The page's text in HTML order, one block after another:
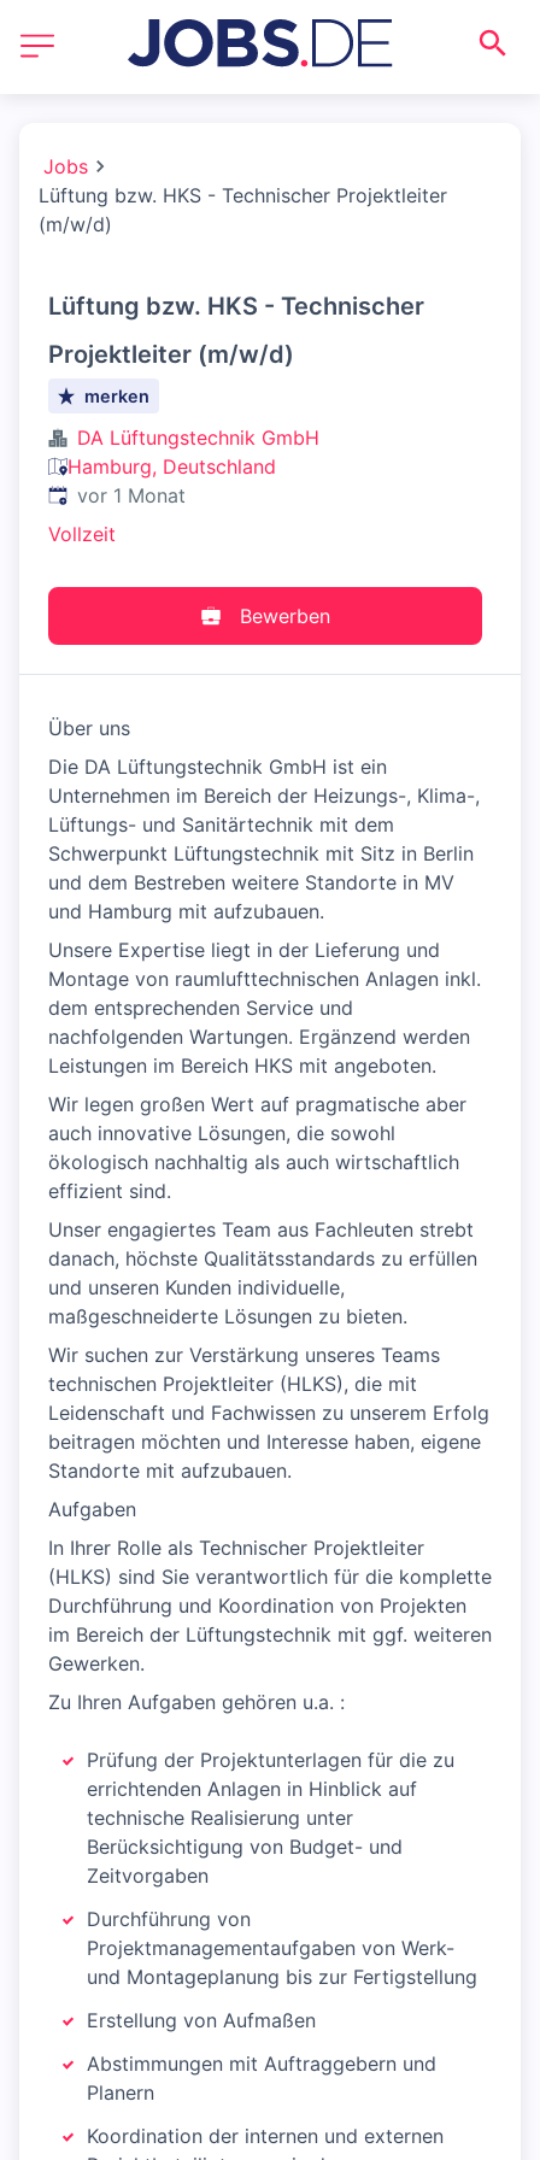
Jobs
Lüftung bzw. HKS - Technischer Projektleiter
(m/w/d)
Lüftung bzw. HKS - Technischer
Projektleiter (m/w/d)
merken
DA Lüftungstechnik GmbH
Hamburg, Deutschland
Veröffentlicht:
vor 1 Monat
Vollzeit
Bewerben
Über uns
Die DA Lüftungstechnik GmbH ist ein
Unternehmen im Bereich der Heizungs-, Klima-,
Lüftungs- und Sanitärtechnik mit dem
Schwerpunkt Lüftungstechnik mit Sitz in Berlin
und dem Bestreben weitere Standorte in MV
und Hamburg mit aufzubauen.
Unsere Expertise liegt in der Lieferung und
Montage von raumlufttechnischen Anlagen inkl.
dem entsprechenden Service und
nachfolgenden Wartungen. Ergänzend werden
Leistungen im Bereich HKS mit angeboten.
Wir legen großen Wert auf pragmatische aber
auch innovative Lösungen, die sowohl
ökologisch nachhaltig als auch wirtschaftlich
effizient sind.
Unser engagiertes Team aus Fachleuten strebt
danach, höchste Qualitätsstandards zu erfüllen
und unseren Kunden individuelle,
maßgeschneiderte Lösungen zu bieten.
Wir suchen zur Verstärkung unseres Teams
technischen Projektleiter (HLKS), die mit
Leidenschaft und Fachwissen zu unserem Erfolg
beitragen möchten und Interesse haben, eigene
Standorte mit aufzubauen.
Aufgaben
In Ihrer Rolle als Technischer Projektleiter
(HLKS) sind Sie verantwortlich für die komplette
Durchführung und Koordination von Projekten
im Bereich der Lüftungstechnik mit ggf. weiteren
Gewerken.
Zu Ihren Aufgaben gehören u.a. :
Prüfung der Projektunterlagen für die zu
errichtenden Anlagen in Hinblick auf
technische Realisierung unter
Berücksichtigung von Budget- und
Zeitvorgaben
Durchführung von
Projektmanagementaufgaben von Werk-
und Montageplanung bis zur Fertigstellung
Erstellung von Aufmaßen
Abstimmungen mit Auftraggebern und
Planern
Koordination der internen und externen